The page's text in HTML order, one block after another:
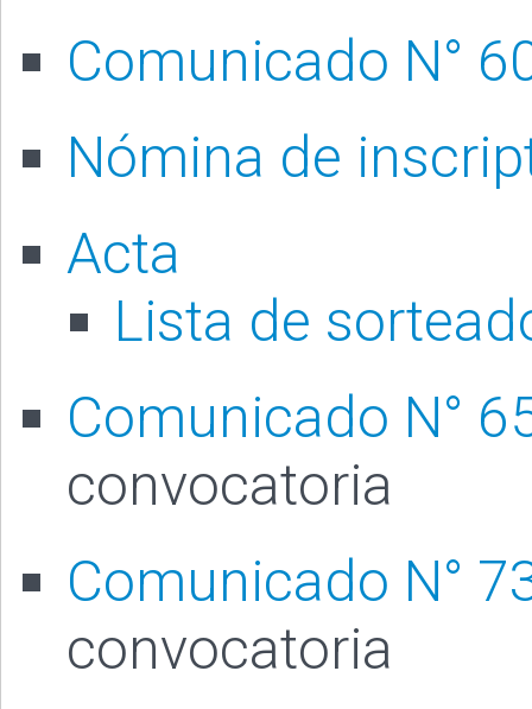
Comunicado N°
Nómina de
Acta
Lista de
Comunicado N°
convocatoria
Comunicado N°
convocatoria